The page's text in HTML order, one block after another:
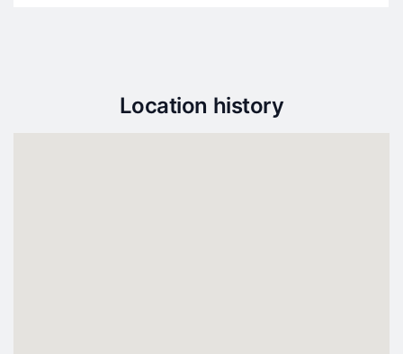
Location history